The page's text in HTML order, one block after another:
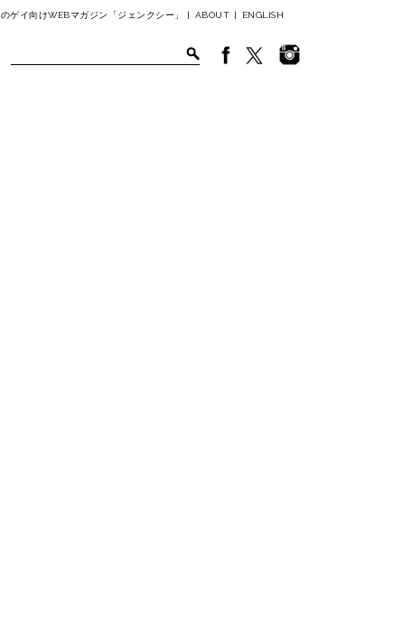
ゲイ向けWEBマガジン「ジェンクシー」 | ABOUT | ENGLISH